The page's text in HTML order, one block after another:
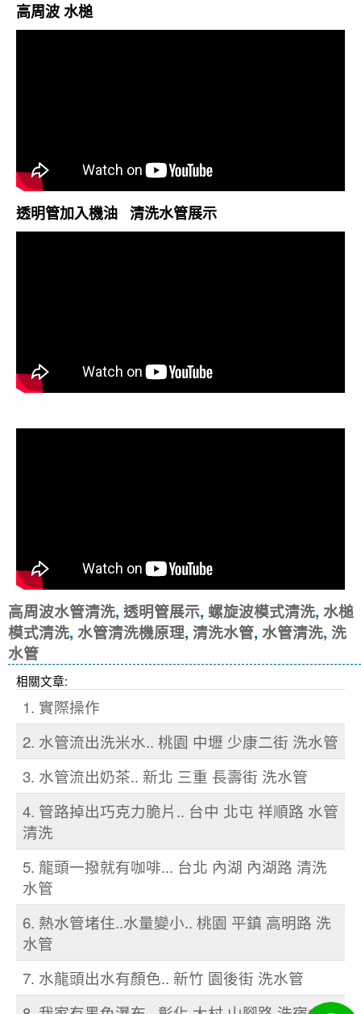
高周波 水槌
透明管加入機油 清洗水管展示
高周波水管清洗, 透明管展示, 螺旋波模式清洗, 水槌
模式清洗, 水管清洗機原理, 清洗水管, 水管清洗, 洗
水管
相關文章:
1. 實際操作
2. 水管流出洗米水.. 桃園 中壢 少康二街 洗水管
3. 水管流出奶茶.. 新北 三重 長壽街 洗水管
4. 管路掉出巧克力脆片.. 台中 北屯 祥順路 水管
清洗
5. 龍頭一撥就有咖啡... 台北 內湖 內湖路 清洗
水管
6. 熱水管堵住..水量變小.. 桃園 平鎮 高明路 洗
水管
7. 水龍頭出水有顏色.. 新竹 園後街 洗水管